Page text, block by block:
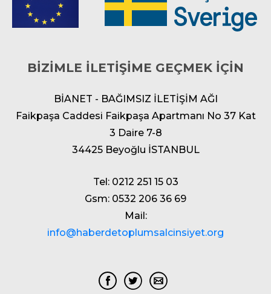
BİZİMLE İLETİŞİME GEÇMEK İÇİN
BİANET - BAĞIMSIZ İLETİŞİM AĞI
Faikpaşa Caddesi Faikpaşa Apartmanı No 37 Kat
3 Daire 7-8
34425 Beyoğlu İSTANBUL
Tel: 0212 251 15 03
Gsm: 0532 206 36 69
Mail:
info@haberdetoplumsalcinsiyet.org